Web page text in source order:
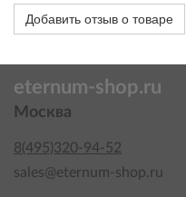
Добавить отзыв о товаре
eternum-shop.ru
Москва
8(495)320-94-52
sales@eternum-shop.ru